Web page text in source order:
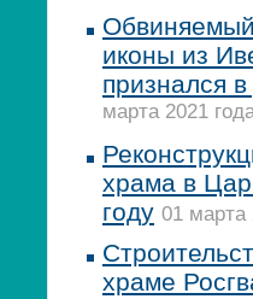
иконы из
признался
марта 2021
храма в
году 01 марта
храме